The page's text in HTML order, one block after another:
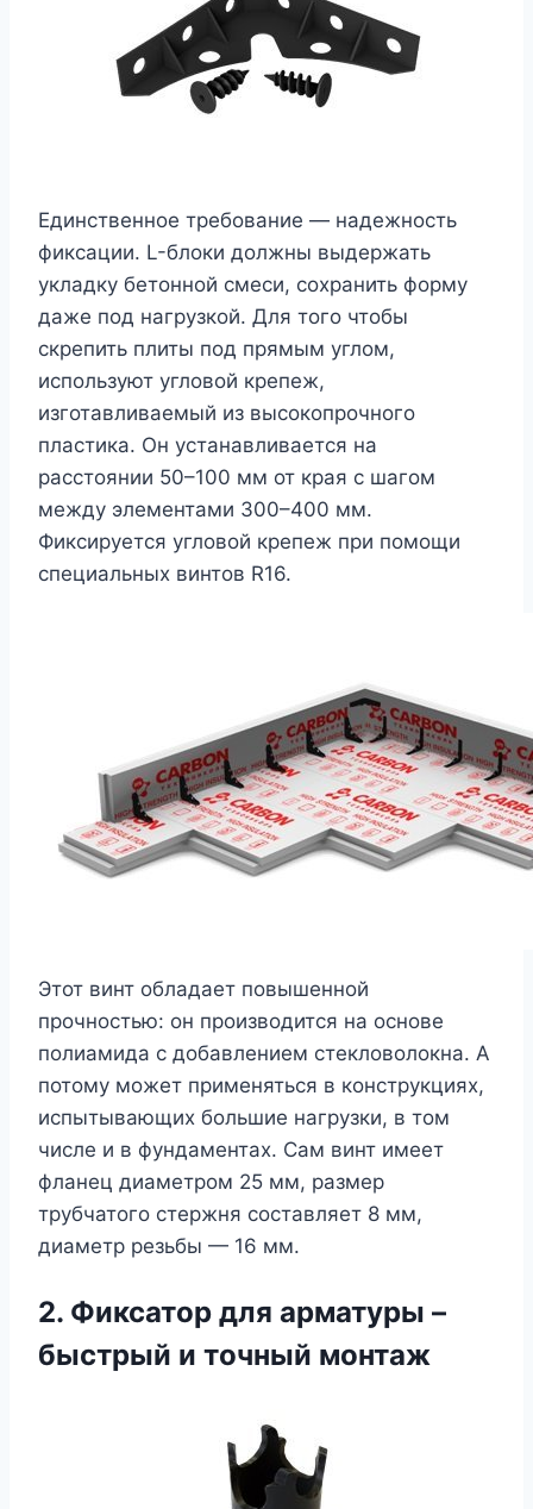
Единственное требование — надежность
фиксации. L-блоки должны выдержать
укладку бетонной смеси, сохранить форму
даже под нагрузкой. Для того чтобы
скрепить плиты под прямым углом,
используют угловой крепеж,
изготавливаемый из высокопрочного
пластика. Он устанавливается на
расстоянии 50–100 мм от края с шагом
между элементами 300–400 мм.
Фиксируется угловой крепеж при помощи
специальных винтов R16.
Этот винт обладает повышенной
прочностью: он производится на основе
полиамида с добавлением стекловолокна. А
потому может применяться в конструкциях,
испытывающих большие нагрузки, в том
числе и в фундаментах. Сам винт имеет
фланец диаметром 25 мм, размер
трубчатого стержня составляет 8 мм,
диаметр резьбы — 16 мм.
2. Фиксатор для арматуры –
быстрый и точный монтаж